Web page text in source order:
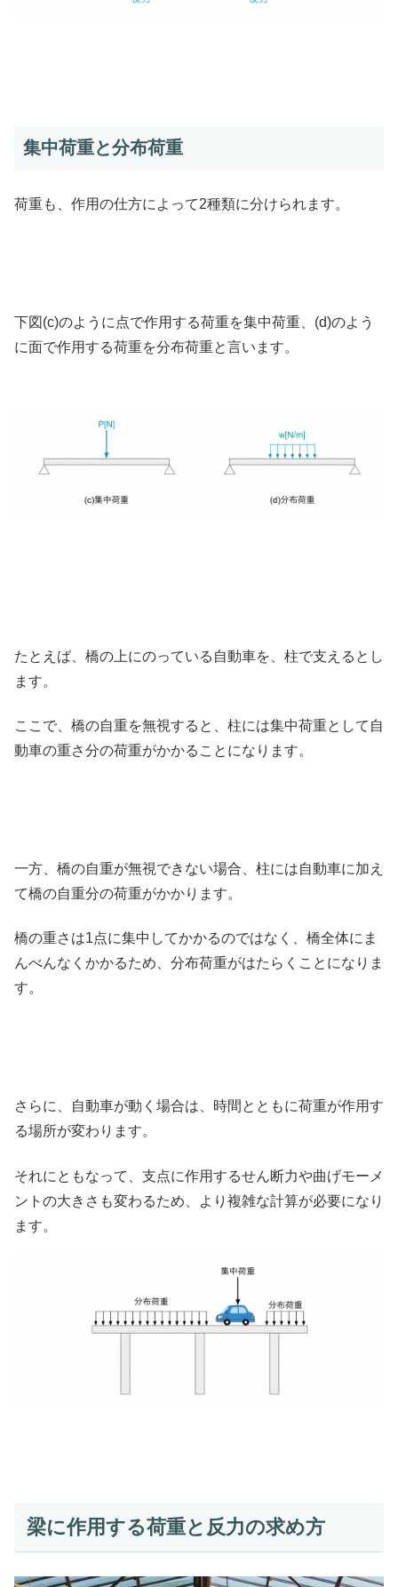
集中荷重と分布荷重
荷重も、作用の仕方によって2種類に分けられます。
下図(c)のように点で作用する荷重を集中荷重、(d)のよう
に面で作用する荷重を分布荷重と言います。
たとえば、橋の上にのっている自動車を、柱で支えるとし
ます。
ここで、橋の自重を無視すると、柱には集中荷重として自
動車の重さ分の荷重がかかることになります。
一方、橋の自重が無視できない場合、柱には自動車に加え
て橋の自重分の荷重がかかります。
橋の重さは1点に集中してかかるのではなく、橋全体にま
んべんなくかかるため、分布荷重がはたらくことになりま
す。
さらに、自動車が動く場合は、時間とともに荷重が作用す
る場所が変わります。
それにともなって、支点に作用するせん断力や曲げモーメ
ントの大きさも変わるため、より複雑な計算が必要になり
ます。
梁に作用する荷重と反力の求め方